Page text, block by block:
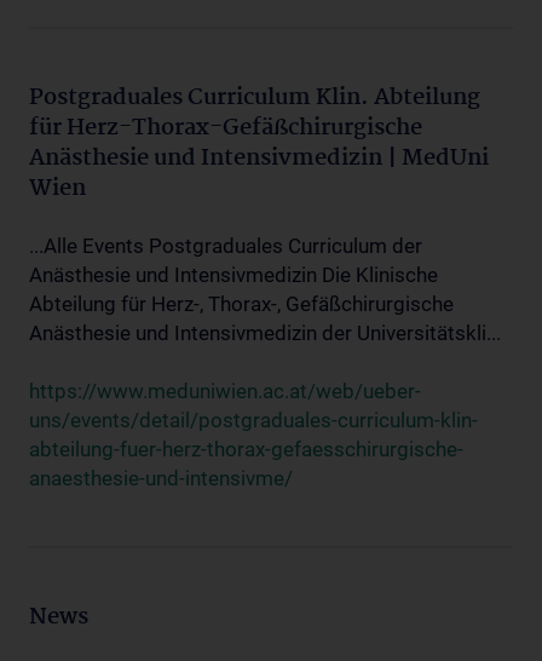
Postgraduales Curriculum Klin. Abteilung
für Herz-Thorax-Gefäßchirurgische
Anästhesie und Intensivmedizin | MedUni
Wien
...Alle Events Postgraduales Curriculum der
Anästhesie und Intensivmedizin Die Klinische
Abteilung für Herz-, Thorax-, Gefäßchirurgische
Anästhesie und Intensivmedizin der Universitätskli...
https://www.meduniwien.ac.at/web/ueber-
uns/events/detail/postgraduales-curriculum-klin-
abteilung-fuer-herz-thorax-gefaesschirurgische-
anaesthesie-und-intensivme/
News